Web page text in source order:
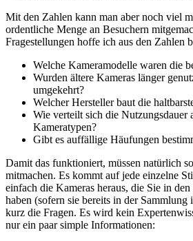
Mit den Zahlen kann man aber noch viel
ordentliche Menge an Besuchern
Fragestellungen hoffe ich aus den Zahlen
Welche Kameramodelle waren die
Wurden ältere Kameras länger
umgekehrt?
Welcher Hersteller baut die
Wie verteilt sich die Nutzungsdauer
Kameratypen?
Gibt es auffällige Häufungen
Damit das funktioniert, müssen natürlich
mitmachen. Es kommt auf jede einzelne
einfach die Kameras heraus, die Sie in den
haben (sofern sie bereits in der Sammlung
kurz die Fragen. Es wird kein
nur ein paar simple Informationen: